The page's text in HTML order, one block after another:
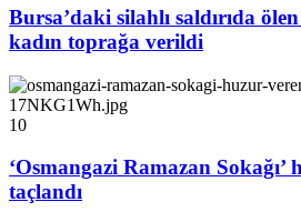
Bursa’daki silahlı saldırıda
kadın toprağa verildi
10
‘Osmangazi Ramazan Sokağı’
taçlandı